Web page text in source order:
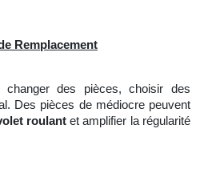
Remplacement
changer des pièces, choisir des
Des pièces de médiocre peuvent
roulantet amplifier la régularité